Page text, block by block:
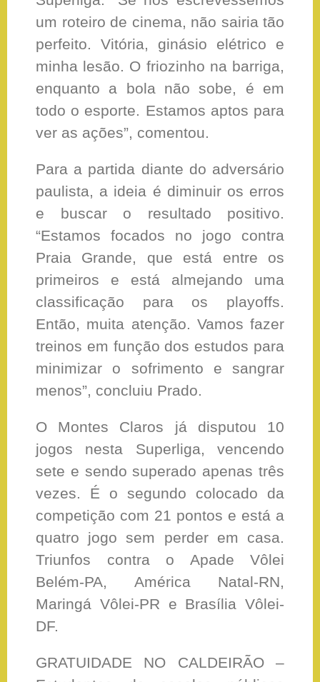
um roteiro de cinema, não sairia tão
perfeito. Vitória, ginásio elétrico e
minha lesão. O friozinho na barriga,
enquanto a bola não sobe, é em
todo o esporte. Estamos aptos para
ver as ações”, comentou.
Para a partida diante do adversário
paulista, a ideia é diminuir os erros
e buscar o resultado positivo.
“Estamos focados no jogo contra
Praia Grande, que está entre os
primeiros e está almejando uma
classificação para os playoffs.
Então, muita atenção. Vamos fazer
treinos em função dos estudos para
minimizar o sofrimento e sangrar
menos”, concluiu Prado.
O Montes Claros já disputou 10
jogos nesta Superliga, vencendo
sete e sendo superado apenas três
vezes. É o segundo colocado da
competição com 21 pontos e está a
quatro jogo sem perder em casa.
Triunfos contra o Apade Vôlei
Belém-PA, América Natal-RN,
Maringá Vôlei-PR e Brasília Vôlei-
DF.
GRATUIDADE NO CALDEIRÃO –